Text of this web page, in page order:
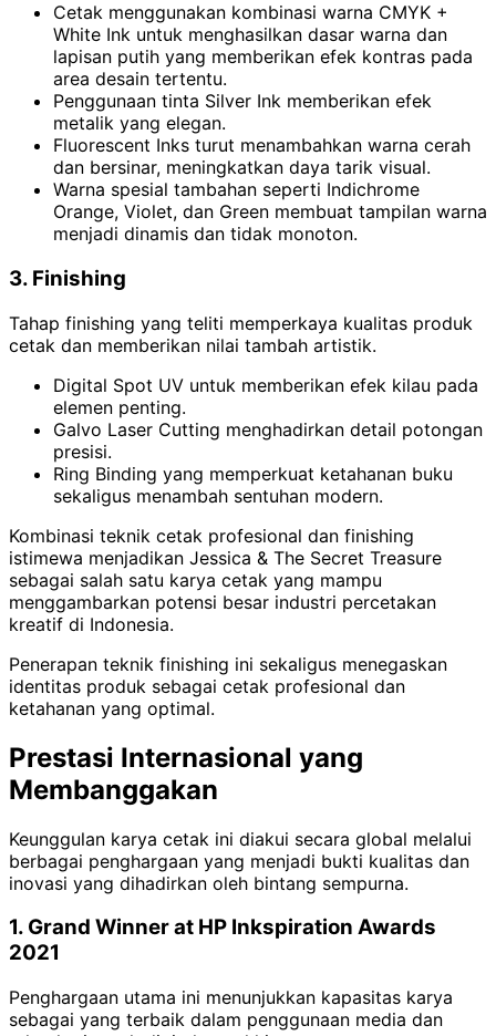
Cetak menggunakan kombinasi warna CMYK +
White Ink untuk menghasilkan dasar warna dan
lapisan putih yang memberikan efek kontras pada
area desain tertentu.
Penggunaan tinta Silver Ink memberikan efek
metalik yang elegan.
Fluorescent Inks turut menambahkan warna cerah
dan bersinar, meningkatkan daya tarik visual.
Warna spesial tambahan seperti Indichrome
Orange, Violet, dan Green membuat tampilan warna
menjadi dinamis dan tidak monoton.
3. Finishing
Tahap finishing yang teliti memperkaya kualitas produk
cetak dan memberikan nilai tambah artistik.
Digital Spot UV untuk memberikan efek kilau pada
elemen penting.
Galvo Laser Cutting menghadirkan detail potongan
presisi.
Ring Binding yang memperkuat ketahanan buku
sekaligus menambah sentuhan modern.
Kombinasi teknik cetak profesional dan finishing
istimewa menjadikan Jessica & The Secret Treasure
sebagai salah satu karya cetak yang mampu
menggambarkan potensi besar industri percetakan
kreatif di Indonesia.
Penerapan teknik finishing ini sekaligus menegaskan
identitas produk sebagai cetak profesional dan
ketahanan yang optimal.
Prestasi Internasional yang
Membanggakan
Keunggulan karya cetak ini diakui secara global melalui
berbagai penghargaan yang menjadi bukti kualitas dan
inovasi yang dihadirkan oleh bintang sempurna.
1. Grand Winner at HP Inkspiration Awards
2021
Penghargaan utama ini menunjukkan kapasitas karya
sebagai yang terbaik dalam penggunaan media dan